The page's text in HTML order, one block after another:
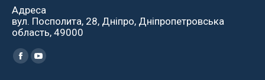
Адреса
вул. Посполита, 28, Дніпро, Дніпропетровська
область, 49000
Найдите нас:
Facebook
YouTube